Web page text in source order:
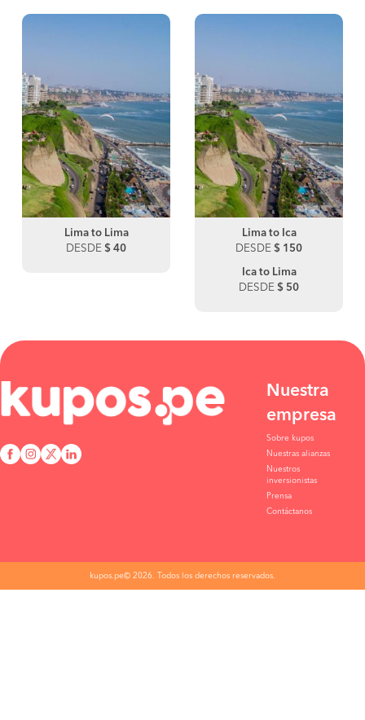
Lima to Lima
DESDE $ 40
Lima to Ica
DESDE $ 150
Ica to Lima
DESDE $ 50
Nuestra
empresa
Sobre kupos
Nuestras alianzas
Nuestros
inversionistas
Prensa
Contáctanos
kupos.pe© 2026. Todos los derechos reservados.